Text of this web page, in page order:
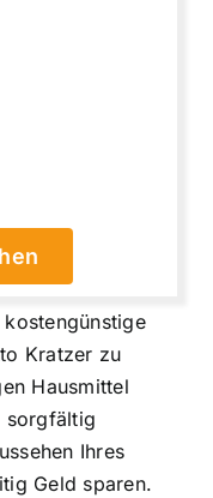
Kratzer zu
Hausmittel
sorgfältig
Ihres
Geld sparen.